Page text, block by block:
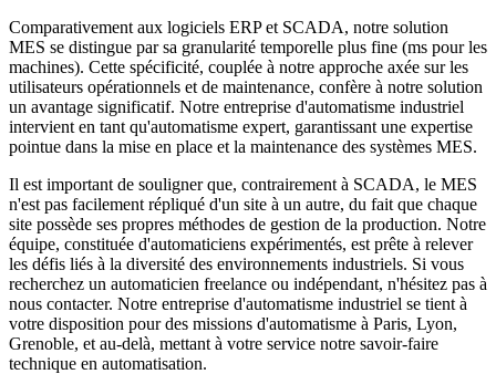
Comparativement aux logiciels ERP et SCADA, notre solution
MES se distingue par sa granularité temporelle plus fine (ms pour les
machines). Cette spécificité, couplée à notre approche axée sur les
utilisateurs opérationnels et de maintenance, confère à notre solution
un avantage significatif. Notre entreprise d'automatisme industriel
intervient en tant qu'automatisme expert, garantissant une expertise
pointue dans la mise en place et la maintenance des systèmes MES.
Il est important de souligner que, contrairement à SCADA, le MES
n'est pas facilement répliqué d'un site à un autre, du fait que chaque
site possède ses propres méthodes de gestion de la production. Notre
équipe, constituée d'automaticiens expérimentés, est prête à relever
les défis liés à la diversité des environnements industriels. Si vous
recherchez un automaticien freelance ou indépendant, n'hésitez pas à
nous contacter. Notre entreprise d'automatisme industriel se tient à
votre disposition pour des missions d'automatisme à Paris, Lyon,
Grenoble, et au-delà, mettant à votre service notre savoir-faire
technique en automatisation.